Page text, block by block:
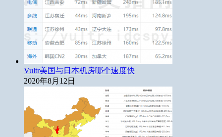
Vultr美国与日本机房哪个速度快
2020年8月12日